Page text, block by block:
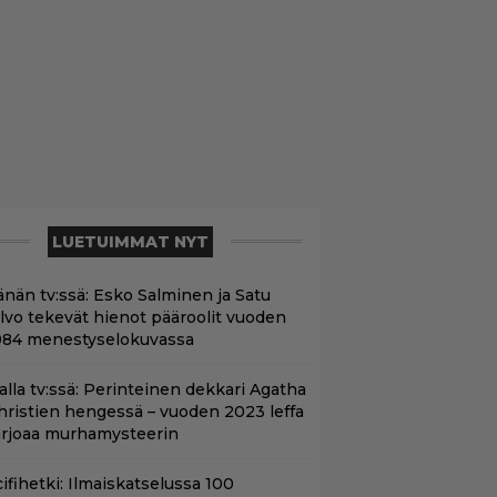
LUETUIMMAT NYT
tv:ssä: Esko Salminen ja Satu
tekevät hienot pääroolit vuoden
menestyselokuvassa
tv:ssä: Perinteinen dekkari Agatha
hengessä – vuoden 2023 leffa
murhamysteerin
Ilmaiskatselussa 100